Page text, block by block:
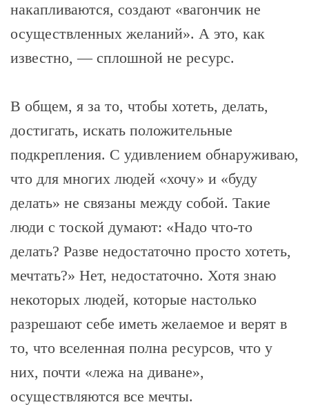
накапливаются, создают «вагончик не
осуществленных желаний». А это, как
известно, — сплошной не ресурс.
В общем, я за то, чтобы хотеть, делать,
достигать, искать положительные
подкрепления. С удивлением обнаруживаю,
что для многих людей «хочу» и «буду
делать» не связаны между собой. Такие
люди с тоской думают: «Надо что-то
делать? Разве недостаточно просто хотеть,
мечтать?» Нет, недостаточно. Хотя знаю
некоторых людей, которые настолько
разрешают себе иметь желаемое и верят в
то, что вселенная полна ресурсов, что у
них, почти «лежа на диване»,
осуществляются все мечты.